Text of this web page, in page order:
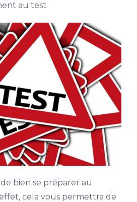
au test.
bien se préparer au
cela vous permettra de